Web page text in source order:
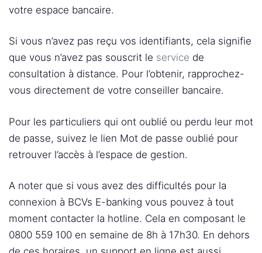
votre espace bancaire.
Si vous n’avez pas reçu vos identifiants, cela signifie
que vous n’avez pas souscrit le service de
consultation à distance. Pour l’obtenir, rapprochez-
vous directement de votre conseiller bancaire.
Pour les particuliers qui ont oublié ou perdu leur mot
de passe, suivez le lien Mot de passe oublié pour
retrouver l’accès à l’espace de gestion.
A noter que si vous avez des difficultés pour la
connexion à BCVs E-banking vous pouvez à tout
moment contacter la hotline. Cela en composant le
0800 559 100 en semaine de 8h à 17h30. En dehors